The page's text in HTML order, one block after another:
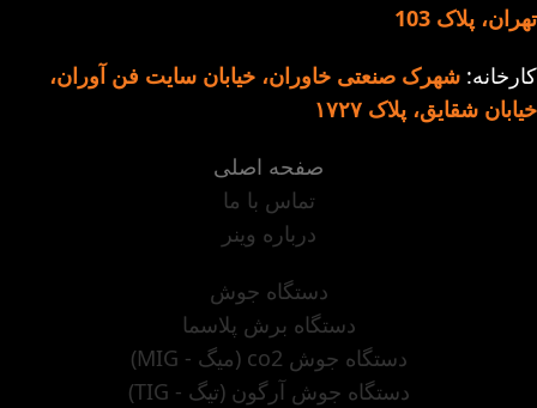
تهران، پلاک 103
کارخانه: شهرک صنعتی خاوران، خیابان سایت فن آوران،
خیابان شقایق، پلاک ۱۷۲۷
صفحه اصلی
تماس با ما
درباره وینر
دستگاه جوش
دستگاه برش پلاسما
دستگاه جوش co2 (میگ - MIG)
دستگاه جوش آرگون (تیگ - TIG)